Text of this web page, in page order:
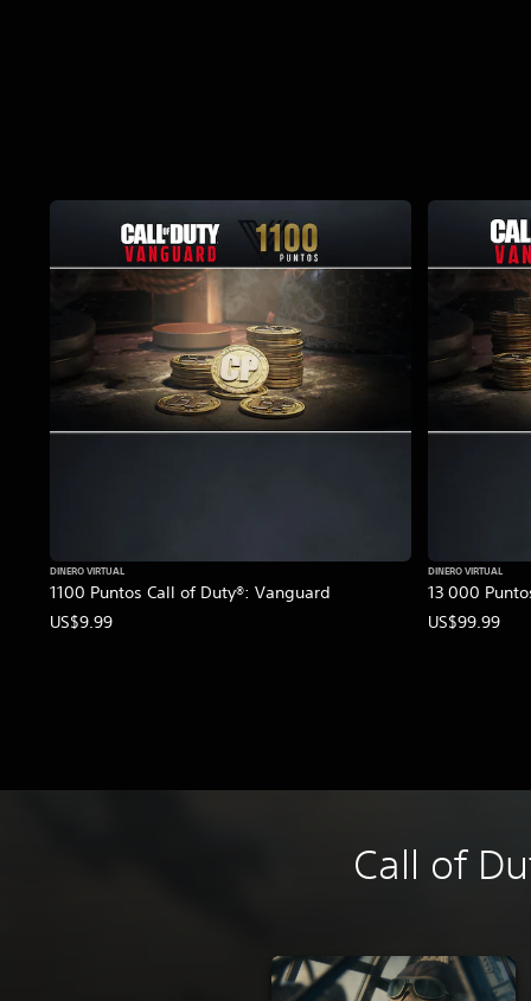
1100 Puntos Call of Duty®: Vanguard
DINERO VIRTUAL
US$9.99
13 000
DINERO VIRTUAL
US$99.99
Call of